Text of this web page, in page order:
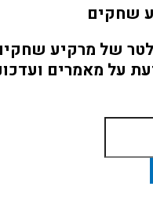
שחקים
של מרקיע
על מאמרים